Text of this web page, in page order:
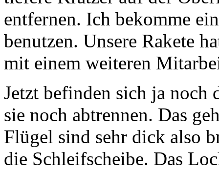
entfernen. Ich bekomme
benutzen. Unsere Rakete
mit einem weiteren
Jetzt befinden sich ja noch
sie noch abtrennen. Das
Flügel sind sehr dick also
die Schleifscheibe. Das